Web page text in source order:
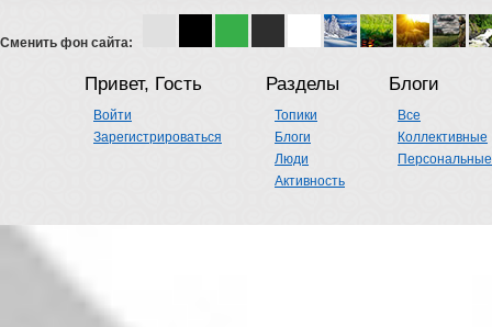
Сменить фон сайта:
Привет, Гость
Войти
Зарегистрироваться
Разделы
Топики
Блоги
Люди
Активность
Блоги
Все
Коллективные
Персональные